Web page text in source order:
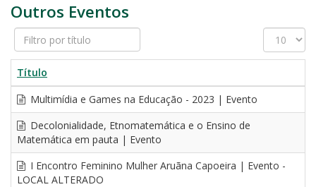
Outros Eventos
Filtro
por
título
Exibir
#
Título
Multimídia e Games na Educação - 2023 | Evento
Decolonialidade, Etnomatemática e o Ensino de
Matemática em pauta | Evento
I Encontro Feminino Mulher Aruãna Capoeira | Evento -
LOCAL ALTERADO